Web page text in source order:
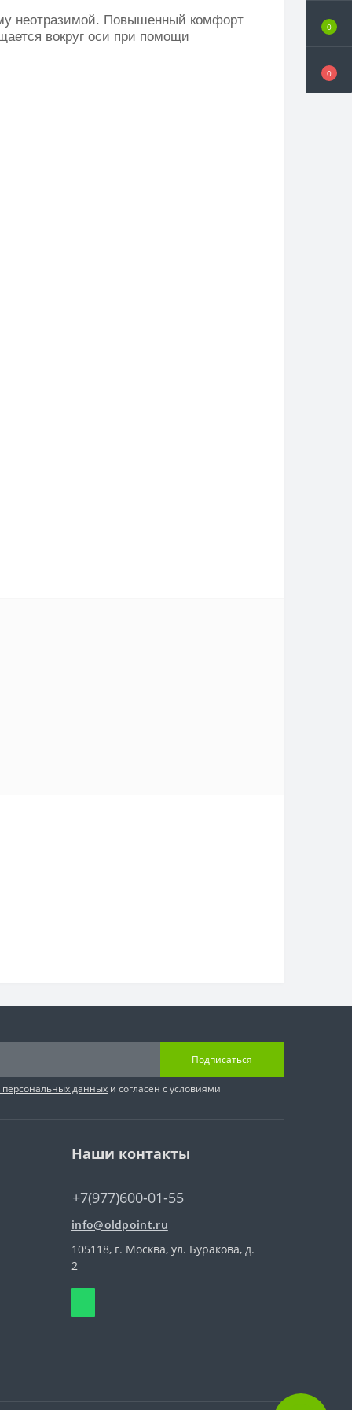
0
0
неотразимой. Повышенный комфорт
вокруг оси при помощи
Подписаться
данных и согласен с условиями
Наши контакты
+7(977)600-01-55
info@oldpoint.ru
105118, г. Москва, ул. Буракова, д.
2